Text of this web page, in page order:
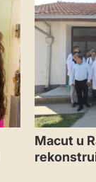
Macut u